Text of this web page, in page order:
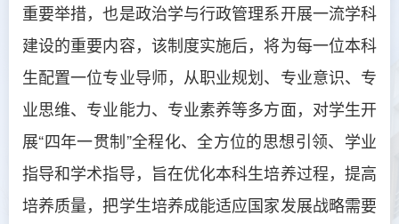
重要举措，也是政治学与行政管理系开展一流学科
建设的重要内容，该制度实施后，将为每一位本科
生配置一位专业导师，从职业规划、专业意识、专
业思维、专业能力、专业素养等多方面，对学生开
展“四年一贯制”全程化、全方位的思想引领、学业
指导和学术指导，旨在优化本科生培养过程，提高
培养质量，把学生培养成能适应国家发展战略需要